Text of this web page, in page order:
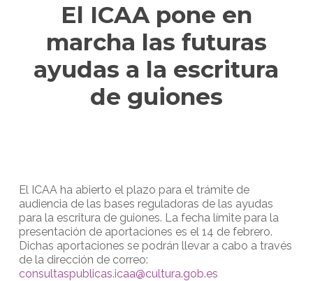
El ICAA pone en
marcha las futuras
ayudas a la escritura
de guiones
El ICAA ha abierto el plazo para el trámite de
audiencia de las bases reguladoras de las ayudas
para la escritura de guiones. La fecha límite para la
presentación de aportaciones es el 14 de febrero.
Dichas aportaciones se podrán llevar a cabo a través
de la dirección de correo:
consultaspublicas.icaa@cultura.gob.es